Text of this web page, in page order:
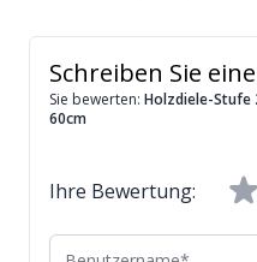
Schreiben Sie
Sie bewerten: Holzdiele-Stufe
60cm
Ihre Bewertung:
Benutzername